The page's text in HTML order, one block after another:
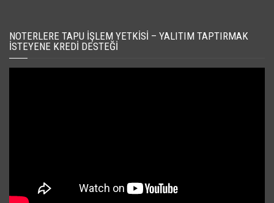
NOTERLERE TAPU İŞLEM YETKISI – YALITIM TAPTIRMAK
İSTEYENE KREDI DESTEĞI